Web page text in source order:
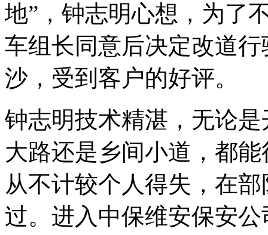
地”，钟志明心想，为了
车组长同意后决定改道
沙，受到客户的好评。
钟志明技术精湛，无论
大路还是乡间小道，都
从不计较个人得失，在
过。进入中保维安保安